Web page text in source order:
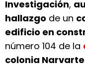
Investigación,
hallazgo de un
edificio en
número 104 de la
colonia